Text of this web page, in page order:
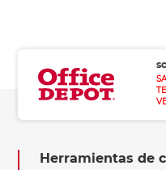
Herramientas de